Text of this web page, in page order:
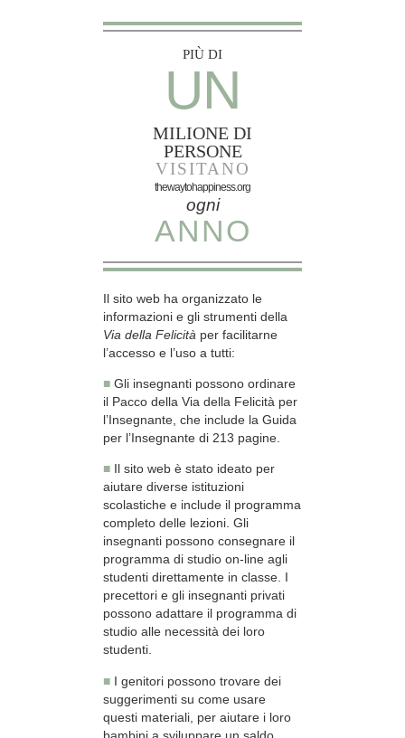
PIÙ DI
UN
MILIONE DI
PERSONE
VISITANO
thewaytohappiness.org
ogni
ANNO
Il sito web ha organizzato le
informazioni e gli strumenti della
Via della Felicità per facilitarne
l’accesso e l’uso a tutti:
■ Gli insegnanti possono ordinare
il Pacco della Via della Felicità per
l’Insegnante, che include la Guida
per l’Insegnante di 213 pagine.
■ Il sito web è stato ideato per
aiutare diverse istituzioni
scolastiche e include il programma
completo delle lezioni. Gli
insegnanti possono consegnare il
programma di studio on-line agli
studenti direttamente in classe. I
precettori e gli insegnanti privati
possono adattare il programma di
studio alle necessità dei loro
studenti.
■ I genitori possono trovare dei
suggerimenti su come usare
questi materiali, per aiutare i loro
bambini a sviluppare un saldo